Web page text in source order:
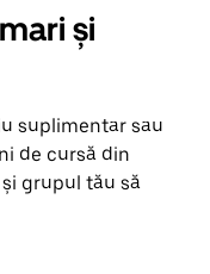
și
suplimentar sau
de cursă din
grupul tău să